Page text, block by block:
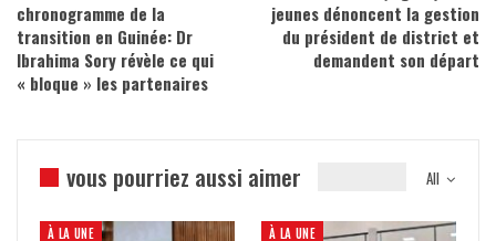
chronogramme de la
transition en Guinée: Dr
Ibrahima Sory révèle ce qui
« bloque » les partenaires
jeunes dénoncent la gestion
du président de district et
demandent son départ
All
vous pourriez aussi aimer
À LA UNE À LA UNE